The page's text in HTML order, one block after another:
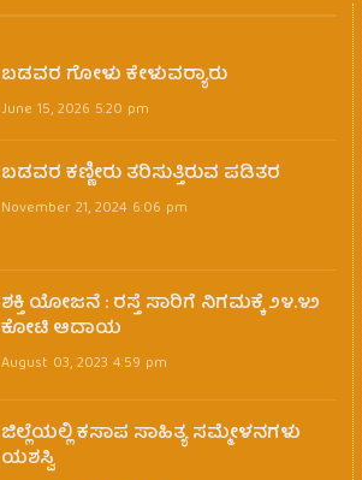
ಬಡವರ ಗೋಳು ಕೇಳುವರ‍್ಯಾರು
June 15, 2026 5:20 pm
ಬಡವರ ಕಣ್ಣೀರು ತರಿಸುತ್ತಿರುವ ಪಡಿತರ
November 21, 2024 6:06 pm
ಶಕ್ತಿ ಯೋಜನೆ : ರಸ್ತೆ ಸಾರಿಗೆ ನಿಗಮಕ್ಕೆ ೨೪.೪೨
ಕೋಟಿ ಆದಾಯ
August 03, 2023 4:59 pm
ಜಿಲ್ಲೆಯಲ್ಲಿ ಕಸಾಪ ಸಾಹಿತ್ಯ ಸಮ್ಮೇಳನಗಳು
ಯಶಸ್ವಿ